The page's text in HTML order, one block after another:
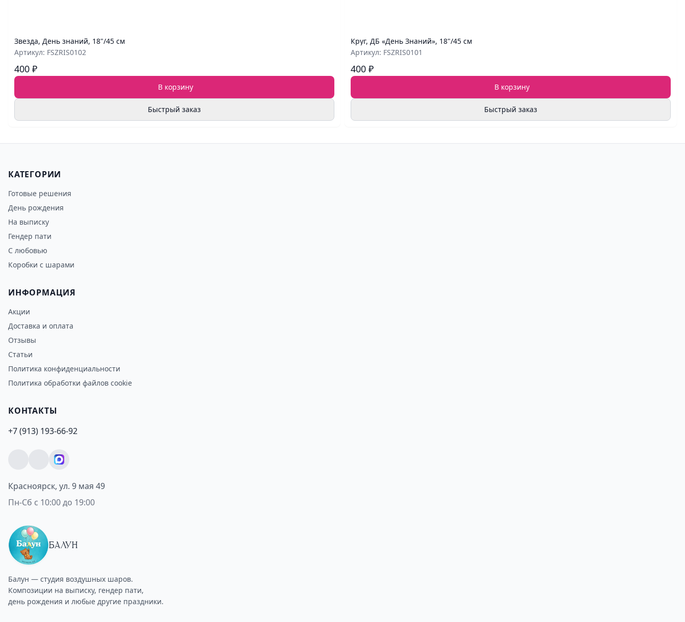
Звезда, День знаний, 18"/45 см
Артикул: FSZRIS0102
400 ₽
В корзину
Быстрый заказ
Круг, ДБ «День Знаний», 18"/45 см
Артикул: FSZRIS0101
400 ₽
В корзину
Быстрый заказ
КАТЕГОРИИ
Готовые решения
День рождения
На выписку
Гендер пати
С любовью
Коробки с шарами
ИНФОРМАЦИЯ
Акции
Доставка и оплата
Отзывы
Статьи
Политика конфиденциальности
Политика обработки файлов cookie
КОНТАКТЫ
+7 (913) 193-66-92
Красноярск, ул. 9 мая 49
Пн-Сб с 10:00 до 19:00
БАЛУН
Балун — студия воздушных шаров.
Композиции на выписку, гендер пати,
день рождения и любые другие праздники.